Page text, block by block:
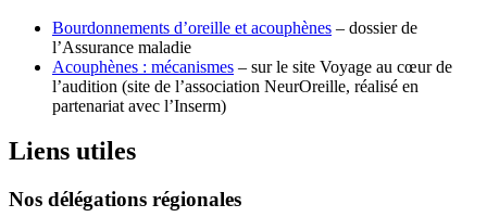
Bourdonnements d’oreille et acouphènes – dossier de
l’Assurance maladie
Acouphènes : mécanismes – sur le site Voyage au cœur de
l’audition (site de l’association NeurOreille, réalisé en
partenariat avec l’Inserm)
Liens utiles
Nos délégations régionales